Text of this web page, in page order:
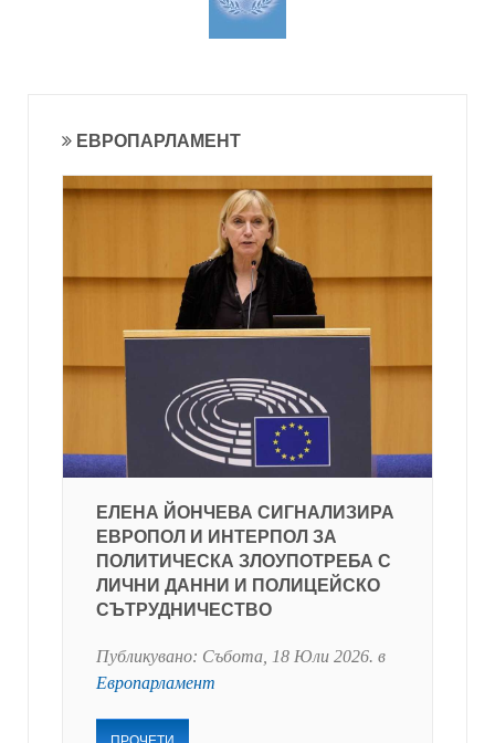
ЕВРОПАРЛАМЕНТ
ЕЛЕНА ЙОНЧЕВА СИГНАЛИЗИРА
ЕВРОПОЛ И ИНТЕРПОЛ ЗА
ПОЛИТИЧЕСКА ЗЛОУПОТРЕБА С
ЛИЧНИ ДАННИ И ПОЛИЦЕЙСКО
СЪТРУДНИЧЕСТВО
Публикувано: Събота, 18 Юли 2026. в
Европарламент